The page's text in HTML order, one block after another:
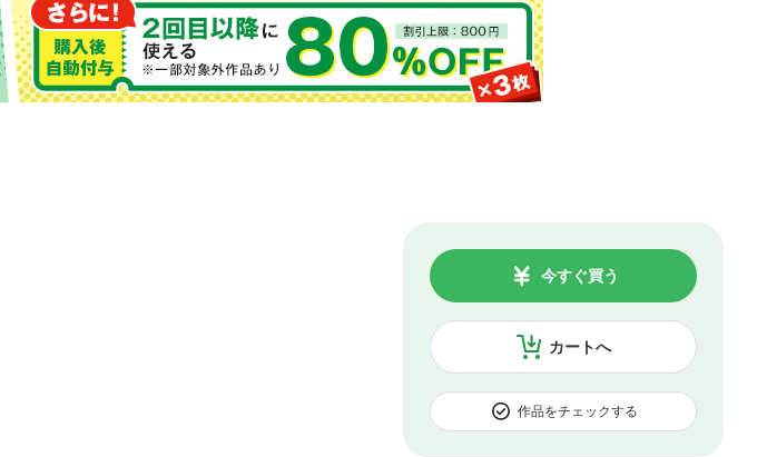
カートへ
今すぐ買う
作品をチェックする